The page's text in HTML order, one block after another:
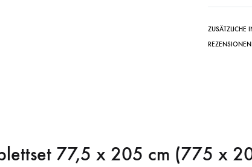
ZUSÄTZLICHE
77,5 x 205 cm (775 x